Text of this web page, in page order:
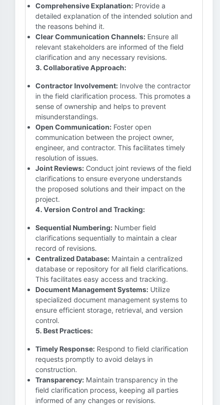
Comprehensive Explanation: Provide a
detailed explanation of the intended solution and
the reasons behind it.
Clear Communication Channels: Ensure all
relevant stakeholders are informed of the field
clarification and any necessary revisions.
3. Collaborative Approach:
Contractor Involvement: Involve the contractor
in the field clarification process. This promotes a
sense of ownership and helps to prevent
misunderstandings.
Open Communication: Foster open
communication between the project owner,
engineer, and contractor. This facilitates timely
resolution of issues.
Joint Reviews: Conduct joint reviews of the field
clarifications to ensure everyone understands
the proposed solutions and their impact on the
project.
4. Version Control and Tracking:
Sequential Numbering: Number field
clarifications sequentially to maintain a clear
record of revisions.
Centralized Database: Maintain a centralized
database or repository for all field clarifications.
This facilitates easy access and tracking.
Document Management Systems: Utilize
specialized document management systems to
ensure efficient storage, retrieval, and version
control.
5. Best Practices:
Timely Response: Respond to field clarification
requests promptly to avoid delays in
construction.
Transparency: Maintain transparency in the
field clarification process, keeping all parties
informed of any changes or revisions.